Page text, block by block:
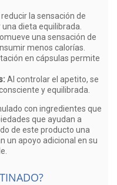
la sensación de
dieta equilibrada.
una sensación de
menos calorías.
en cápsulas permite
Al controlar el apetito, se
y equilibrada.
con ingredientes que
que ayudan a
de este producto una
un apoyo adicional en su